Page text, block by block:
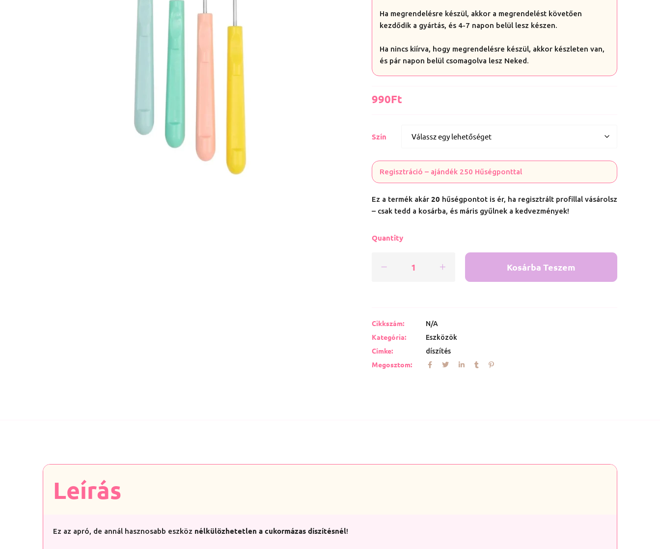
Ha megrendelésre készül, akkor a megrendelést követően
kezdődik a gyártás, és 4-7 napon belül lesz készen.
Ha nincs kiírva, hogy megrendelésre készül, akkor készleten van,
és pár napon belül csomagolva lesz Neked.
990Ft
Szín
Regisztráció – ajándék 250 Hűségponttal
Ez a termék akár 20 hűségpontot is ér, ha regisztrált profillal vásárolsz
– csak tedd a kosárba, és máris gyűlnek a kedvezmények!
Quantity
Kosárba Teszem
Cikkszám: N/A
Kategória: Eszközök
Címke: díszítés
Megosztom:
Leírás
Ez az apró, de annál hasznosabb eszköz nélkülözhetetlen a cukormázas díszítésnél!